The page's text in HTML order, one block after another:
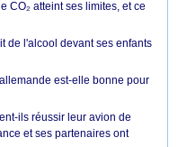
CO₂ atteint ses limites, et ce
de l'alcool devant ses enfants
est-elle bonne pour
ils réussir leur avion de
et ses partenaires ont